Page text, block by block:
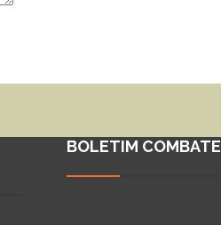
BOLETIM COMBATE